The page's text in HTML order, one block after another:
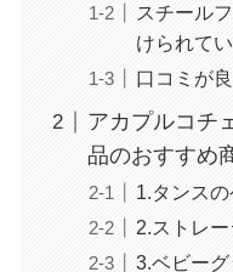
スチール
けられて
口コミが
アカプルコチ
品のおすすめ
1.タンス
2.ストレ
3.ベビー